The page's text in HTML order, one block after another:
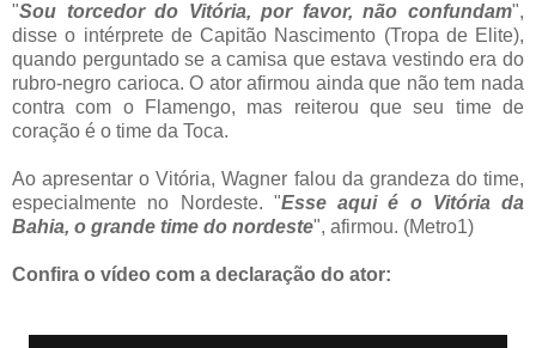
"Sou torcedor do Vitória, por favor, não confundam",
disse o intérprete de Capitão Nascimento (Tropa de Elite),
quando perguntado se a camisa que estava vestindo era do
rubro-negro carioca. O ator afirmou ainda que não tem nada
contra com o Flamengo, mas reiterou que seu time de
coração é o time da Toca.
Ao apresentar o Vitória, Wagner falou da grandeza do time,
especialmente no Nordeste. "Esse aqui é o Vitória da
Bahia, o grande time do nordeste", afirmou. (Metro1)
Confira o vídeo com a declaração do ator: